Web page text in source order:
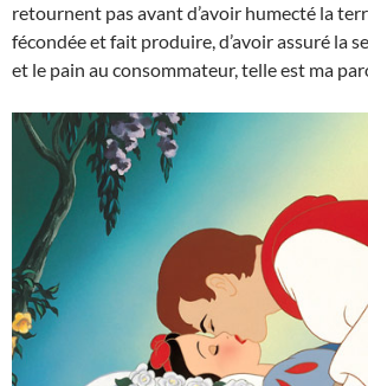
retournent pas avant d’avoir humecté la
fécondée et fait produire, d’avoir assuré la
et le pain au consommateur, telle est ma